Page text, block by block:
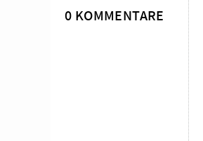
0 KOMMENTARE